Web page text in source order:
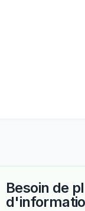
Besoin de